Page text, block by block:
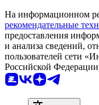
На информационном
рекомендательные
предоставления
и анализа сведений,
пользователей сети
Российской